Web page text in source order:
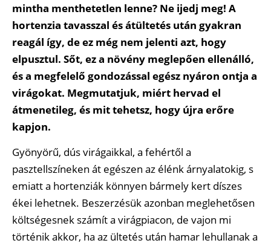
mintha menthetetlen lenne? Ne ijedj meg! A
hortenzia tavasszal és átültetés után gyakran
reagál így, de ez még nem jelenti azt, hogy
elpusztul. Sőt, ez a növény meglepően ellenálló,
és a megfelelő gondozással egész nyáron ontja a
virágokat. Megmutatjuk, miért hervad el
átmenetileg, és mit tehetsz, hogy újra erőre
kapjon.
Gyönyörű, dús virágaikkal, a fehértől a
pasztellszíneken át egészen az élénk árnyalatokig, s
emiatt a hortenziák könnyen bármely kert díszes
ékei lehetnek. Beszerzésük azonban meglehetősen
költségesnek számít a virágpiacon, de vajon mi
történik akkor, ha az ültetés után hamar lehullanak a